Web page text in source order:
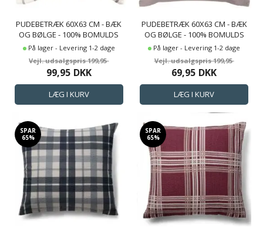
PUDEBETRÆK 60X63 CM - BÆK
OG BØLGE - 100% BOMULDS
KREP - GRÅ TERN
På lager - Levering 1-2 dage
199,95
99,95 DKK
PUDEBETRÆK 60X63 CM - BÆK
OG BØLGE - 100% BOMULDS
KREP - LYSEGRÅT ENSFARVET
På lager - Levering 1-2 dage
199,95
69,95 DKK
SPAR
65%
SPAR
65%